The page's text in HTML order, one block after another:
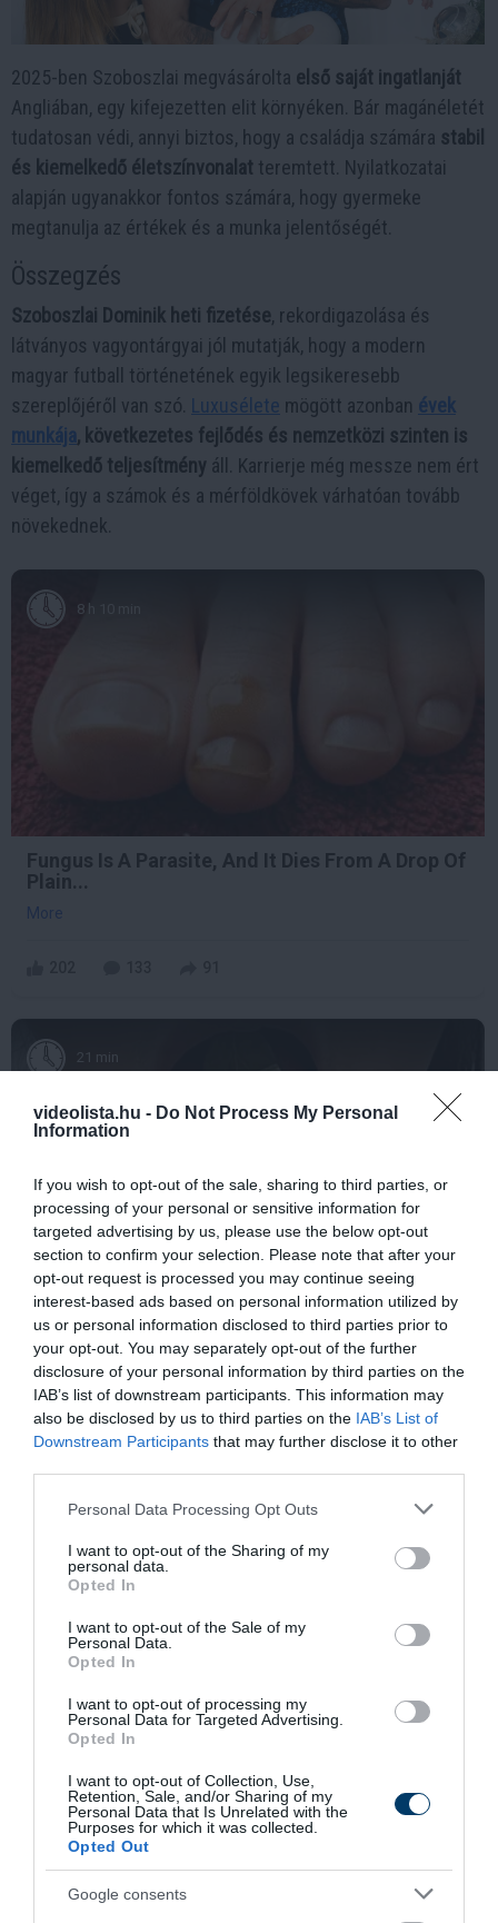
videolista.hu - Do Not Process My Personal
Information
If you wish to opt-out of the sale, sharing to third parties, or
processing of your personal or sensitive information for
targeted advertising by us, please use the below opt-out
section to confirm your selection. Please note that after your
opt-out request is processed you may continue seeing
interest-based ads based on personal information utilized by
us or personal information disclosed to third parties prior to
your opt-out. You may separately opt-out of the further
disclosure of your personal information by third parties on the
IAB’s list of downstream participants. This information may
also be disclosed by us to third parties on the IAB’s List of
Downstream Participants that may further disclose it to other
Please note that this website/app uses one or more Google
not limited to your visit or usage behaviour. You may click to
grant or deny consent to Google and its third-party tags to
use your data for below specified purposes in below Google
consent section.
Personal Data Processing Opt Outs
I want to opt-out of the Sharing of my
personal data.
Opted In
I want to opt-out of the Sale of my
Personal Data.
Opted In
I want to opt-out of processing my
Personal Data for Targeted Advertising.
Opted In
I want to opt-out of Collection, Use,
Retention, Sale, and/or Sharing of my
Personal Data that Is Unrelated with the
Purposes for which it was collected.
Opted Out
Google consents
2025-ben Szoboszlai megvásárolta első saját ingatlanját
Angliában, egy kifejezetten elit környéken. Bár magánéletét
tudatosan védi, annyi biztos, hogy a családja számára stabil
és kiemelkedő életszínvonalat teremtett. Nyilatkozatai
alapján ugyanakkor fontos számára, hogy gyermeke
megtanulja az értékek és a munka jelentőségét.
Összegzés
Szoboszlai Dominik heti fizetése, rekordigazolása és
látványos vagyontárgyai jól mutatják, hogy a modern
magyar futball történetének egyik legsikeresebb
szereplőjéről van szó. Luxusélete mögött azonban évek
munkája, következetes fejlődés és nemzetközi szinten is
kiemelkedő teljesítmény áll. Karrierje még messze nem ért
véget, így a számok és a mérföldkövek várhatóan tovább
növekednek.
8 h 10 min
Fungus Is A Parasite, And It Dies From A Drop Of
Plain...
More
21 min
This Simple Trick Removes All Parasites From
Your Body!
More
276 188 378
9 h 35 min
338 156 209